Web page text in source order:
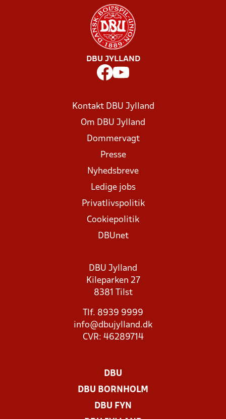
DBU JYLLAND
Kontakt DBU Jylland
Om DBU Jylland
Dommervagt
Presse
Nyhedsbreve
Ledige jobs
Privatlivspolitik
Cookiepolitik
DBUnet
DBU Jylland
Kileparken 27
8381 Tilst
Tlf. 8939 9999
info@dbujylland.dk
CVR: 46289714
DBU
DBU BORNHOLM
DBU FYN